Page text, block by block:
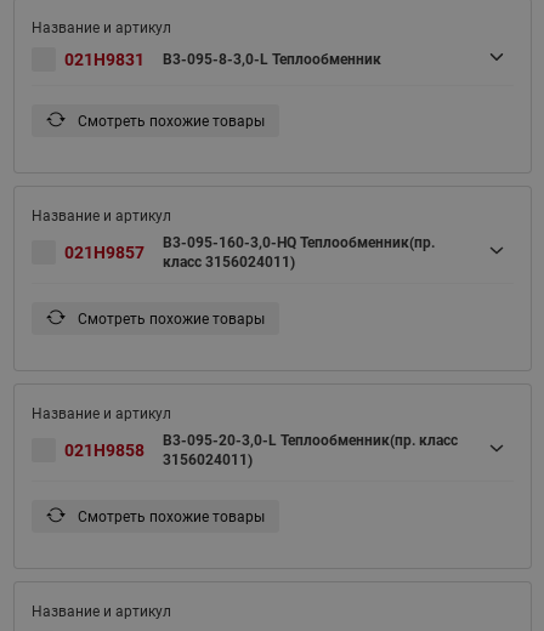
021H9831 B3-095-8-3,0-L Теплообменник
Смотреть похожие товары
021H9857
B3-095-160-3,0-HQ Теплообменник(пр.
класс 3156024011)
Смотреть похожие товары
021H9858
B3-095-20-3,0-L Теплообменник(пр. класс
3156024011)
Смотреть похожие товары